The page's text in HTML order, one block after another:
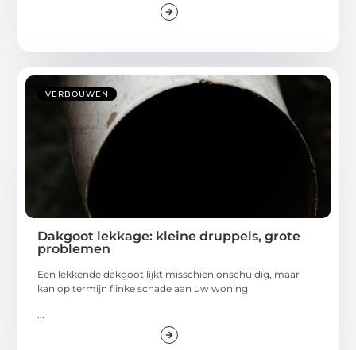
VERBOUWEN
Dakgoot lekkage: kleine druppels, grote
problemen
Een lekkende dakgoot lijkt misschien onschuldig, maar
kan op termijn flinke schade aan uw woning